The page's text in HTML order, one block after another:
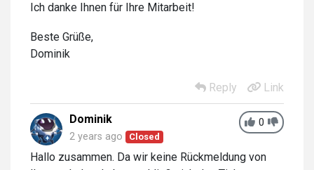
Ich danke Ihnen für Ihre Mitarbeit!
Beste Grüße,
Dominik
Reply Link
0
Dominik
2 years ago Closed
Hallo zusammen. Da wir keine Rückmeldung von